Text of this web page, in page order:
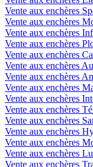
Vente aux enchères
Vente aux enchères
Vente aux enchères
Vente aux enchères
Vente aux enchères
Vente aux enchères
Vente aux enchères
Vente aux enchères
Vente aux enchères
Vente aux enchères
Vente aux enchères
Vente aux enchères
Vente aux enchères
Vente aux enchères
Vente aux enchères